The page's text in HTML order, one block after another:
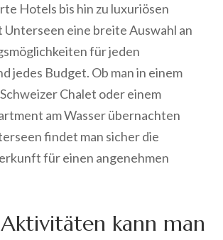
Hotels bis hin zu luxuriösen
Unterseen eine breite Auswahl an
für jeden
jedes Budget. Ob man in einem
Chalet oder einem
am Wasser übernachten
findet man sicher die
für einen angenehmen
kann man